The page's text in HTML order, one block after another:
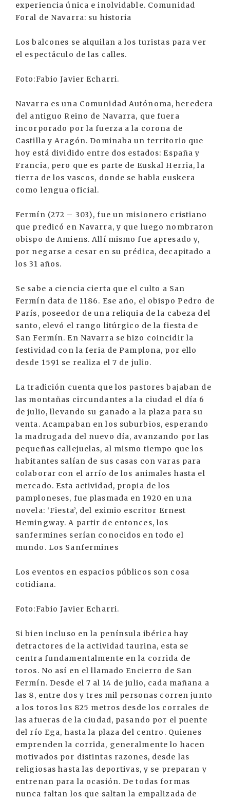
experiencia única e inolvidable. Comunidad
Foral de Navarra: su historia
Los balcones se alquilan a los turistas para ver
el espectáculo de las calles.
Foto:Fabio Javier Echarri.
Navarra es una Comunidad Autónoma, heredera
del antiguo Reino de Navarra, que fuera
incorporado por la fuerza a la corona de
Castilla y Aragón. Dominaba un territorio que
hoy está dividido entre dos estados: España y
Francia, pero que es parte de Euskal Herria, la
tierra de los vascos, donde se habla euskera
como lengua oficial.
Fermín (272 – 303), fue un misionero cristiano
que predicó en Navarra, y que luego nombraron
obispo de Amiens. Allí mismo fue apresado y,
por negarse a cesar en su prédica, decapitado a
los 31 años.
Se sabe a ciencia cierta que el culto a San
Fermín data de 1186. Ese año, el obispo Pedro de
París, poseedor de una reliquia de la cabeza del
santo, elevó el rango litúrgico de la fiesta de
San Fermín. En Navarra se hizo coincidir la
festividad con la feria de Pamplona, por ello
desde 1591 se realiza el 7 de julio.
La tradición cuenta que los pastores bajaban de
las montañas circundantes a la ciudad el día 6
de julio, llevando su ganado a la plaza para su
venta. Acampaban en los suburbios, esperando
la madrugada del nuevo día, avanzando por las
pequeñas callejuelas, al mismo tiempo que los
habitantes salían de sus casas con varas para
colaborar con el arrío de los animales hasta el
mercado. Esta actividad, propia de los
pamploneses, fue plasmada en 1920 en una
novela: ‘Fiesta’, del eximio escritor Ernest
Hemingway. A partir de entonces, los
sanfermines serían conocidos en todo el
mundo. Los Sanfermines
Los eventos en espacios públicos son cosa
cotidiana.
Foto:Fabio Javier Echarri.
Si bien incluso en la península ibérica hay
detractores de la actividad taurina, esta se
centra fundamentalmente en la corrida de
toros. No así en el llamado Encierro de San
Fermín. Desde el 7 al 14 de julio, cada mañana a
las 8, entre dos y tres mil personas corren junto
a los toros los 825 metros desde los corrales de
las afueras de la ciudad, pasando por el puente
del río Ega, hasta la plaza del centro. Quienes
emprenden la corrida, generalmente lo hacen
motivados por distintas razones, desde las
religiosas hasta las deportivas, y se preparan y
entrenan para la ocasión. De todas formas
nunca faltan los que saltan la empalizada de